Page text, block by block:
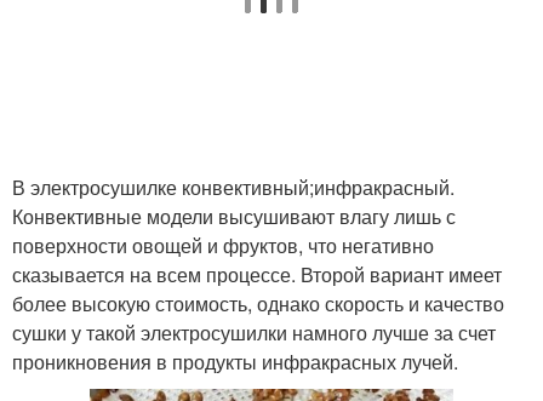
В электросушилке конвективный;инфракрасный.
Конвективные модели высушивают влагу лишь с
поверхности овощей и фруктов, что негативно
сказывается на всем процессе. Второй вариант имеет
более высокую стоимость, однако скорость и качество
сушки у такой электросушилки намного лучше за счет
проникновения в продукты инфракрасных лучей.